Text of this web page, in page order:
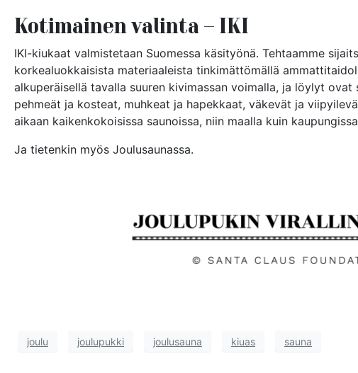
Kotimainen valinta – IKI
IKI-kiukaat valmistetaan Suomessa käsityönä. Tehtaamme
korkealuokkaisista materiaaleista tinkimättömällä
alkuperäisellä tavalla suuren kivimassan voimalla, ja löylyt
pehmeät ja kosteat, muhkeat ja hapekkaat, väkevät ja
aikaan kaikenkokoisissa saunoissa, niin maalla kuin
Ja tietenkin myös Joulusaunassa.
joulu joulupukki joulusauna kiuas sauna